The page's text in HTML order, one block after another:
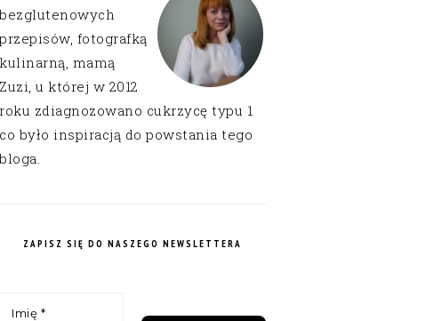
bezglutenowych
przepisów, fotografką
kulinarną, mamą
Zuzi, u której w 2012
roku zdiagnozowano cukrzycę typu 1
co było inspiracją do powstania tego
bloga.
ZAPISZ SIĘ DO NASZEGO NEWSLETTERA